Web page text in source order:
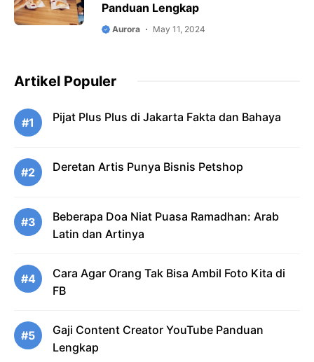
Panduan Lengkap
Aurora May 11, 2024
Artikel Populer
#1 Pijat Plus Plus di Jakarta Fakta dan Bahaya
#2 Deretan Artis Punya Bisnis Petshop
#3
Beberapa Doa Niat Puasa Ramadhan: Arab
Latin dan Artinya
#4
Cara Agar Orang Tak Bisa Ambil Foto Kita di
FB
#5
Gaji Content Creator YouTube Panduan
Lengkap